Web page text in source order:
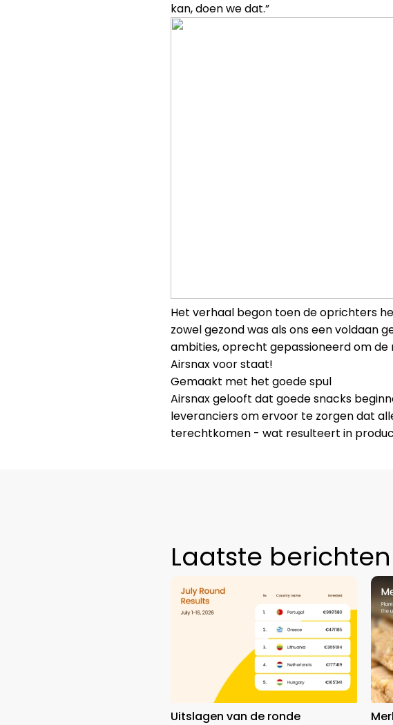
kan, doen we dat.”
Het verhaal begon toen de oprichters
zowel gezond was als ons een voldaan
ambities, oprecht gepassioneerd om
Airsnax voor staat!
Gemaakt met het goede spul
Airsnax gelooft dat goede snacks
leveranciers om ervoor te zorgen dat
terechtkomen - wat resulteert in
Laatste berichten
Uitslagen van de ronde